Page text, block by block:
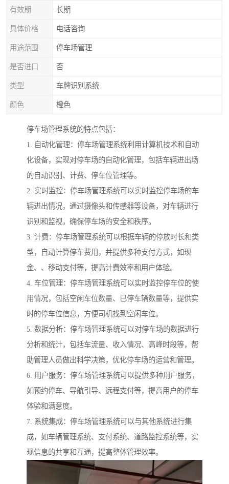
有效期 长期
具体价格 电话咨询
用途范围 停车场管理
是否进口 否
类型 车牌识别系统
颜色 橙色
停车场管理系统的特点包括：
1. 自动化管理：停车场管理系统利用计算机技术和自动
化设备，实现对停车场的自动化管理，包括车辆进出场
的自动识别、计费、停车位管理等。
2. 实时监控：停车场管理系统可以实时监控停车场的车
辆进出情况，通过摄像头和传感器等设备，对车辆进行
识别和监视，确保停车场的安全和秩序。
3. 计费：停车场管理系统可以根据车辆的停放时长和类
型，自动计算停车费用，并提供多种支付方式，如现
金、、移动支付等，提高计费效率和用户体验。
4. 车位管理：停车场管理系统可以实时监控停车位的使
用情况，包括空闲车位数量、已停车辆数量等，提供实
时的停车位信息，方便司机找到空闲车位。
5. 数据分析：停车场管理系统可以对停车场的数据进行
分析和统计，包括车流量、收入情况、高峰时段等，帮
助管理人员做出科学决策，优化停车场的运营和管理。
6. 用户服务：停车场管理系统可以提供多种用户服务，
如预约停车、导航引导、远程支付等，提高用户的停车
体验和满意度。
7. 系统集成：停车场管理系统可以与其他系统进行集
成，如车辆管理系统、支付系统、道路监控系统等，实
现信息的共享和互通，提高整体管理效率。